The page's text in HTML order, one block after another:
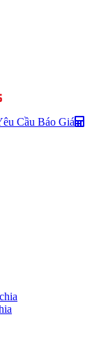
Cầu Báo Giá